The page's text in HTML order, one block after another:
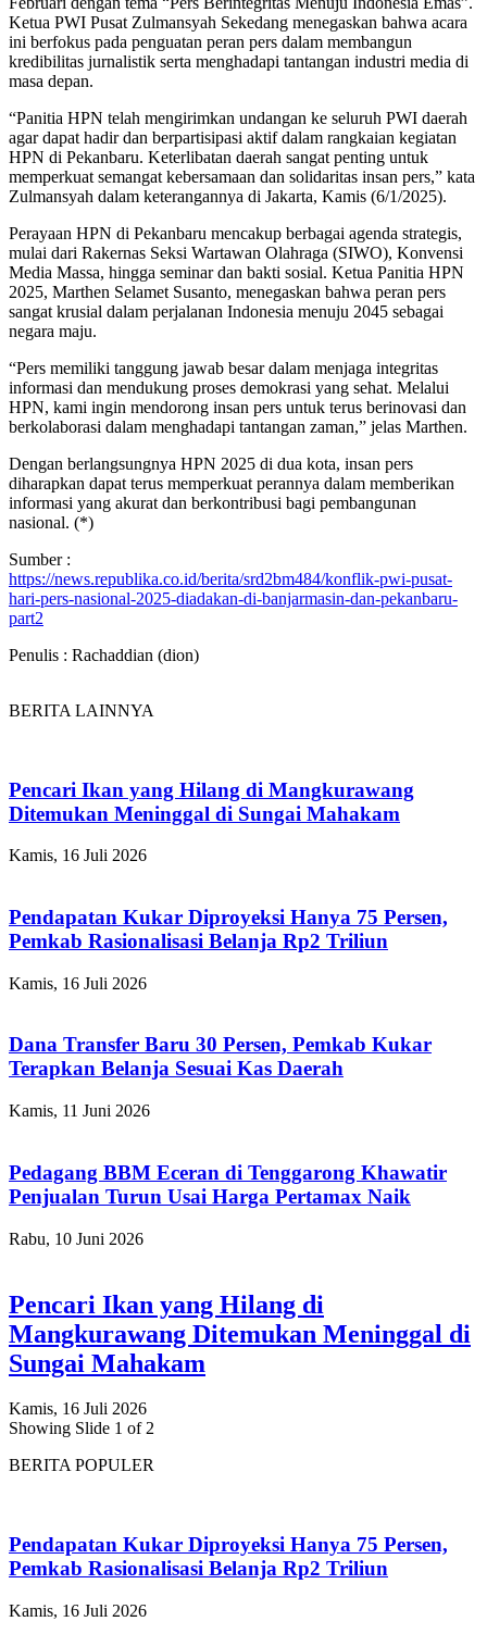
Ketua PWI Pusat Zulmansyah Sekedang menegaskan bahwa acara
ini berfokus pada penguatan peran pers dalam membangun
kredibilitas jurnalistik serta menghadapi tantangan industri media di
masa depan.
“Panitia HPN telah mengirimkan undangan ke seluruh PWI daerah
agar dapat hadir dan berpartisipasi aktif dalam rangkaian kegiatan
HPN di Pekanbaru. Keterlibatan daerah sangat penting untuk
memperkuat semangat kebersamaan dan solidaritas insan pers,” kata
Zulmansyah dalam keterangannya di Jakarta, Kamis (6/1/2025).
Perayaan HPN di Pekanbaru mencakup berbagai agenda strategis,
mulai dari Rakernas Seksi Wartawan Olahraga (SIWO), Konvensi
Media Massa, hingga seminar dan bakti sosial. Ketua Panitia HPN
2025, Marthen Selamet Susanto, menegaskan bahwa peran pers
sangat krusial dalam perjalanan Indonesia menuju 2045 sebagai
negara maju.
“Pers memiliki tanggung jawab besar dalam menjaga integritas
informasi dan mendukung proses demokrasi yang sehat. Melalui
HPN, kami ingin mendorong insan pers untuk terus berinovasi dan
berkolaborasi dalam menghadapi tantangan zaman,” jelas Marthen.
Dengan berlangsungnya HPN 2025 di dua kota, insan pers
diharapkan dapat terus memperkuat perannya dalam memberikan
informasi yang akurat dan berkontribusi bagi pembangunan
nasional. (*)
Sumber :
https://news.republika.co.id/berita/srd2bm484/konflik-pwi-pusat-
hari-pers-nasional-2025-diadakan-di-banjarmasin-dan-pekanbaru-
part2
Penulis : Rachaddian (dion)
BERITA LAINNYA
Pencari Ikan yang Hilang di Mangkurawang
Ditemukan Meninggal di Sungai Mahakam
Kamis, 16 Juli 2026
Pendapatan Kukar Diproyeksi Hanya 75 Persen,
Pemkab Rasionalisasi Belanja Rp2 Triliun
Kamis, 16 Juli 2026
Dana Transfer Baru 30 Persen, Pemkab Kukar
Terapkan Belanja Sesuai Kas Daerah
Kamis, 11 Juni 2026
Pedagang BBM Eceran di Tenggarong Khawatir
Penjualan Turun Usai Harga Pertamax Naik
Rabu, 10 Juni 2026
Pencari Ikan yang Hilang di
Mangkurawang Ditemukan Meninggal di
Sungai Mahakam
Kamis, 16 Juli 2026
Showing Slide 1 of 2
BERITA POPULER
Pendapatan Kukar Diproyeksi Hanya 75 Persen,
Pemkab Rasionalisasi Belanja Rp2 Triliun
Kamis, 16 Juli 2026